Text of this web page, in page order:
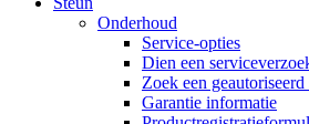
Onderhoud
Service-opties
Dien een
Zoek een
Garantie informatie